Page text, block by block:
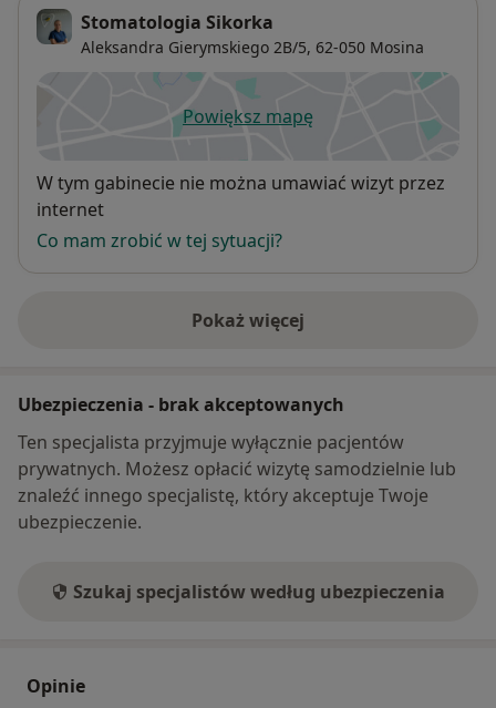
Stomatologia Sikorka
Aleksandra Gierymskiego 2B/5, 62-050 Mosina
Powiększ mapęotwiera się w nowej karcie
Dostępność
W tym gabinecie nie można umawiać wizyt przez
internet
Co mam zrobić w tej sytuacji?
Pokaż więcej
o adresie
Ubezpieczenia - brak akceptowanych
Ten specjalista przyjmuje wyłącznie pacjentów
prywatnych. Możesz opłacić wizytę samodzielnie lub
znaleźć innego specjalistę, który akceptuje Twoje
ubezpieczenie.
Szukaj specjalistów według ubezpieczenia
Opinie